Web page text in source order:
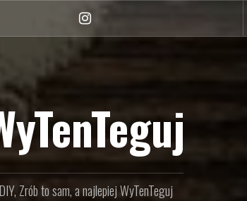
DIY, Zrób to sam, a najlepiej WyTenTeguj